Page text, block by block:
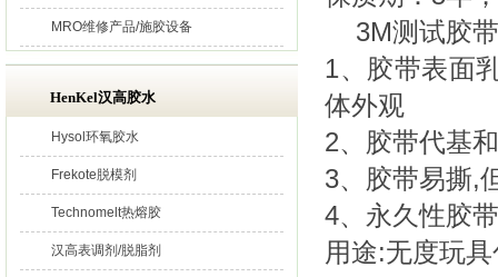
MRO维修产品/施胶设备
HenKel汉高胶水
Hysol环氧胶水
Frekote脱模剂
Technomelt热熔胶
汉高表调剂/脱脂剂
3M测试胶
1、胶带表面
体外观
2、胶带代基
3、胶带易撕,
4、永久性胶
用途:无度玩